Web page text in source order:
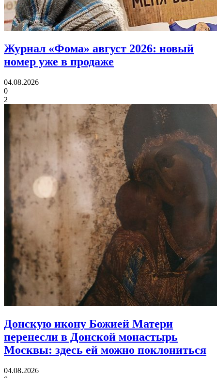
Журнал «Фома» август 2026: новый
номер уже в продаже
04.08.2026
0
2
Донскую икону Божией Матери
перенесли в Донской монастырь
Москвы: здесь ей можно поклониться
04.08.2026